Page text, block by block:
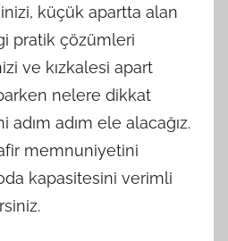
küçük apartta alan
pratik çözümleri
ve kızkalesi apart
nelere dikkat
adım ele alacağız.
memnuniyetini
kapasitesini verimli